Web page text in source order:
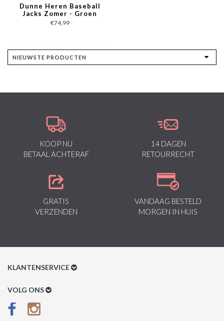
Dunne Heren Baseball
Jacks Zomer - Groen
€74,99
KOOP NU
BETAAL ACHTERAF
14 DAGEN
RETOURRECHT
GRATIS
VERZENDEN
VANDAAG BESTELD
MORGEN IN HUIS
KLANTENSERVICE
Klantenservice
Betaalmethoden
VOLG ONS